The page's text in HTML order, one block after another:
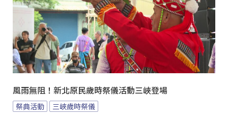
風雨無阻！新北原民歲時祭儀活動三峽登場
祭典活動 三峽歲時祭儀